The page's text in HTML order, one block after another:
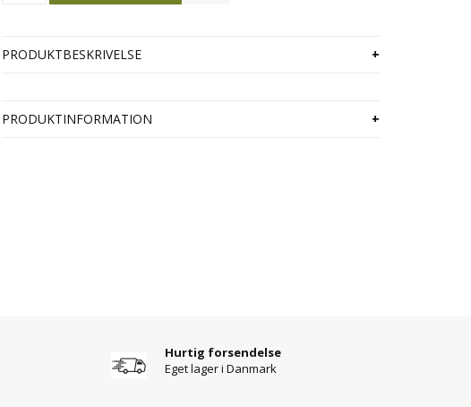
PRODUKTBESKRIVELSE
PRODUKTINFORMATION
Hurtig forsendelse
Eget lager i Danmark